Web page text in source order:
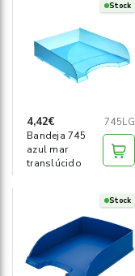
Stock
4,42€
745LG
Bandeja 745
azul mar
translúcido
Stock